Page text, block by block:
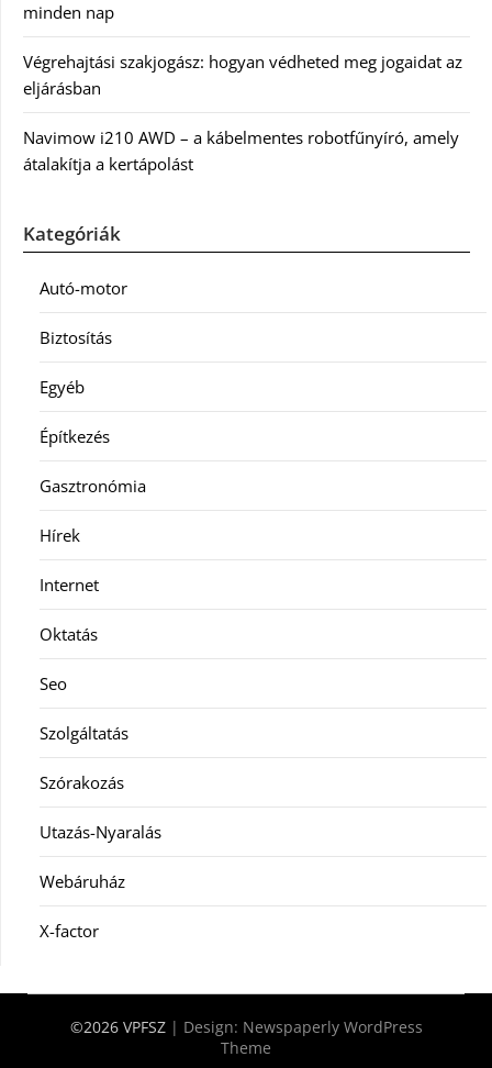
minden nap
Végrehajtási szakjogász: hogyan védheted meg jogaidat az
eljárásban
Navimow i210 AWD – a kábelmentes robotfűnyíró, amely
átalakítja a kertápolást
Kategóriák
Autó-motor
Biztosítás
Egyéb
Építkezés
Gasztronómia
Hírek
Internet
Oktatás
Seo
Szolgáltatás
Szórakozás
Utazás-Nyaralás
Webáruház
X-factor
©2026 VPFSZ | Design: Newspaperly WordPress
Theme